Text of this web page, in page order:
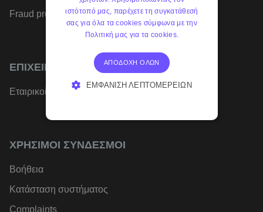
Fraud prevention
ΕΠΙΧΕΙΡΉΣΕΙΣ
Εταιρικοί λογαριασμοί
ΧΡΉΣΙΜΟΙ ΣΎΝΔΕΣΜΟΙ
Βοήθεια
Κατάσταση συστήματος
Complaints
ιστότοπό μας, παρέχετε τη συγκατάθεσή
σας για όλα τα cookies σύμφωνα με την
Πολιτική μας για τα cookies.
ΑΠΟΔΟΧΉ ΌΛΩΝ
ΕΜΦΆΝΙΣΗ ΛΕΠΤΟΜΕΡΕΙΏΝ